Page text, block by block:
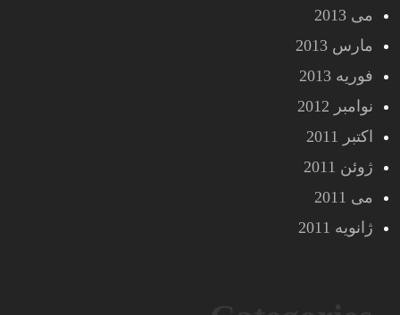
می 2013
مارس 2013
فوریه 2013
نوامبر 2012
اکتبر 2011
ژوئن 2011
می 2011
ژانویه 2011